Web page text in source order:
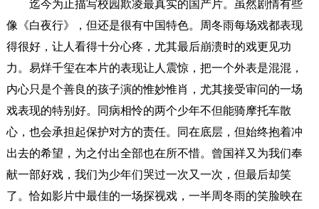
迄今为止描写校园欺凌最真实的国产片。虽然剧情有些
像《白夜行》，但还是很有中国特色。周冬雨每场戏都表现
得很好，让人看得十分心疼，尤其最后崩溃时的戏更见功
力。易烊千玺在本片的表现让人震惊，把一个外表是混混，
内心只是个善良的孩子演的惟妙惟肖，尤其接受审问的一场
戏表现的特别好。同病相怜的两个少年不但能骑摩托车散
心，也会承担起保护对方的责任。同在底层，但始终抱着冲
出去的希望，为之付出全部也在所不惜。曾国祥又为我们奉
献一部好戏，我们为少年们哭过一次又一次，但最后却笑
了。恰如影片中最佳的一场探视戏，一半周冬雨的笑脸映在